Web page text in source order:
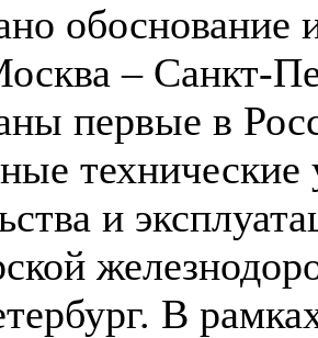
обоснование
– Санкт-
первые в
и
В